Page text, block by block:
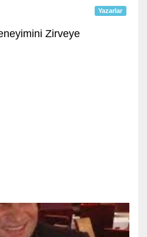
Yazarlar
Zirveye